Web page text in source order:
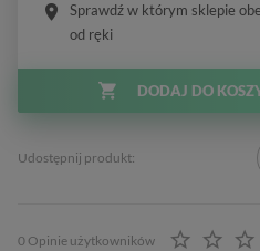
Sprawdź w którym sklepie
od ręki
DODAJ DO
Udostępnij produkt:
0 Opinie użytkowników